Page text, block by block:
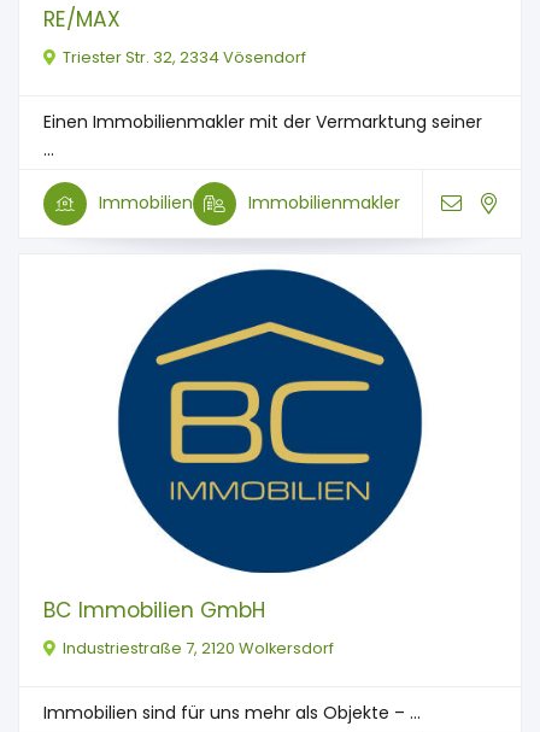
RE/MAX
Triester Str. 32, 2334 Vösendorf
Einen Immobilienmakler mit der Vermarktung seiner
...
Immobilien Immobilienmakler
BC Immobilien GmbH
Industriestraße 7, 2120 Wolkersdorf
Immobilien sind für uns mehr als Objekte – ...